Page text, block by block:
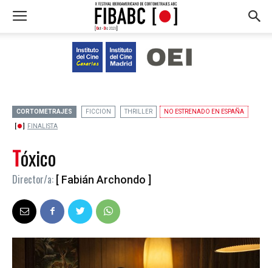
CORTOMETRAJES FICCION THRILLER NO ESTRENADO EN ESPAÑA
FINALISTA
Tóxico
Director/a: [ Fabián Archondo ]